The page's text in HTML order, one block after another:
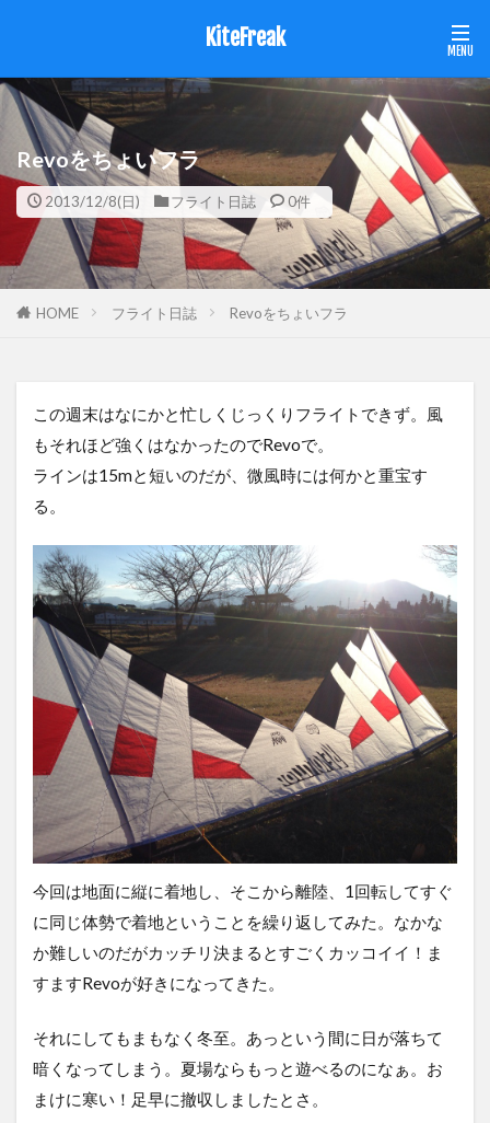
KiteFreak
Revoをちょいフラ
2013/12/8(日) フライト日誌 0件
HOME フライト日誌 Revoをちょいフラ
この週末はなにかと忙しくじっくりフライトできず。風
もそれほど強くはなかったのでRevoで。
ラインは15mと短いのだが、微風時には何かと重宝す
る。
今回は地面に縦に着地し、そこから離陸、1回転してすぐ
に同じ体勢で着地ということを繰り返してみた。なかな
か難しいのだがカッチリ決まるとすごくカッコイイ！ま
すますRevoが好きになってきた。
それにしてもまもなく冬至。あっという間に日が落ちて
暗くなってしまう。夏場ならもっと遊べるのになぁ。お
まけに寒い！足早に撤収しましたとさ。